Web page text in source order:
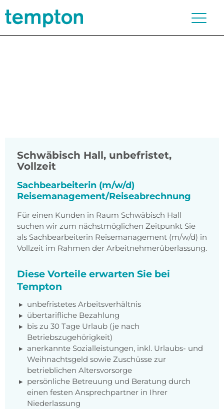
Schwäbisch Hall, unbefristet,
Vollzeit
Sachbearbeiterin (m/w/d)
Reisemanagement/Reiseabrechnung
Für einen Kunden in Raum Schwäbisch Hall
suchen wir zum nächstmöglichen Zeitpunkt Sie
als Sachbearbeiterin Reisemanagement (m/w/d) in
Vollzeit im Rahmen der Arbeitnehmerüberlassung.
Diese Vorteile erwarten Sie bei
Tempton
unbefristetes Arbeitsverhältnis
übertarifliche Bezahlung
bis zu 30 Tage Urlaub (je nach
Betriebszugehörigkeit)
anerkannte Sozialleistungen, inkl. Urlaubs- und
Weihnachtsgeld sowie Zuschüsse zur
betrieblichen Altersvorsorge
persönliche Betreuung und Beratung durch
einen festen Ansprechpartner in Ihrer
Niederlassung